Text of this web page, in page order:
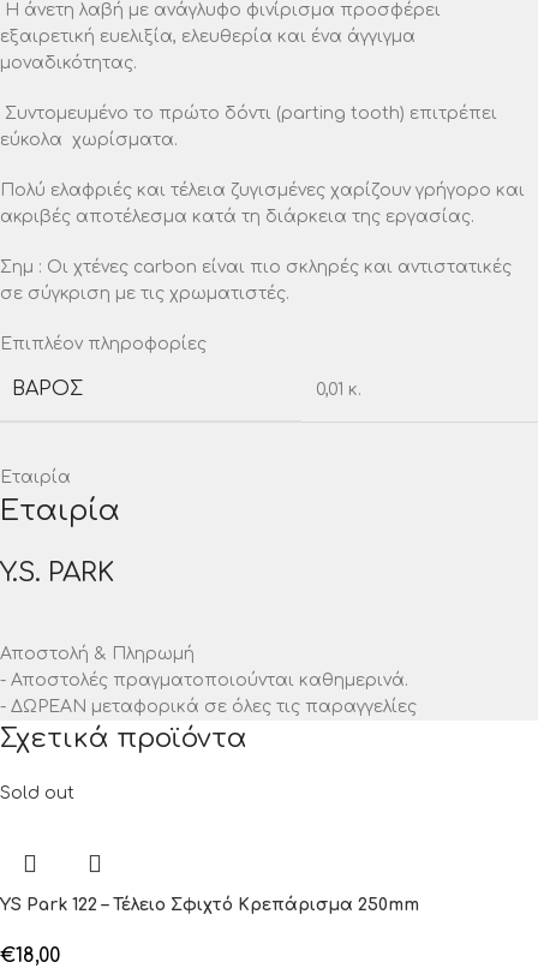
Η άνετη λαβή με ανάγλυφο φινίρισμα προσφέρει
εξαιρετική ευελιξία, ελευθερία και ένα άγγιγμα
μοναδικότητας.
Συντομευμένο το πρώτο δόντι (parting tooth) επιτρέπει
εύκολα χωρίσματα.
Πολύ ελαφριές και τέλεια ζυγισμένες χαρίζουν γρήγορο και
ακριβές αποτέλεσμα κατά τη διάρκεια της εργασίας.
Σημ : Οι χτένες carbon είναι πιο σκληρές και αντιστατικές
σε σύγκριση με τις χρωματιστές.
Επιπλέον πληροφορίες
ΒΆΡΟΣ 0,01 κ.
Εταιρία
Εταιρία
Y.S. PARK
Αποστολή & Πληρωμή
- Αποστολές πραγματοποιούνται καθημερινά.
- ΔΩΡΕΑΝ μεταφορικά σε όλες τις παραγγελίες
Σχετικά προϊόντα
Sold out
YS Park 122 – Τέλειο Σφιχτό Κρεπάρισμα 250mm
€18,00